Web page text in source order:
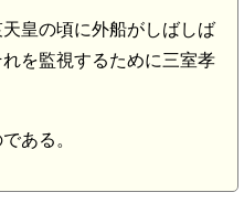
皇の頃に外船がしばしば
を監視するために三室孝
ある。